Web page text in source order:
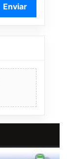
Enviar